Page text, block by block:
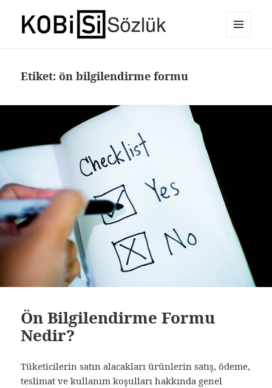
Etiket:ön bilgilendirme formu
Ön Bilgilendirme Formu
Nedir?
Tüketicilerin satın alacakları ürünlerin satış, ödeme,
teslimat ve kullanım koşulları hakkında genel